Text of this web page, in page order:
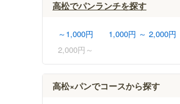
高松でパンランチを探す
～1,000円
1,000円 ～ 2,000円
2,000円～
高松×パンでコースから探す